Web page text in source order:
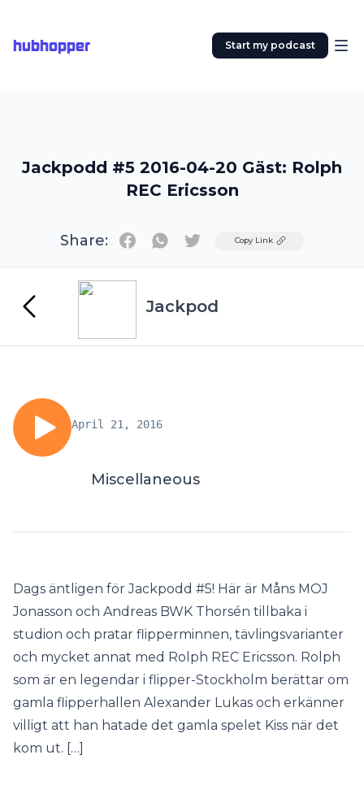
hubhopper Start my podcast
Jackpodd #5 2016-04-20 Gäst: Rolph
REC Ericsson
Share: TwitterCopy Link
Jackpod
April 21, 2016
Miscellaneous
Dags äntligen för Jackpodd #5! Här är Måns MOJ
Jonasson och Andreas BWK Thorsén tillbaka i
studion och pratar flipperminnen, tävlingsvarianter
och mycket annat med Rolph REC Ericsson. Rolph
som är en legendar i flipper-Stockholm berättar om
gamla flipperhallen Alexander Lukas och erkänner
villigt att han hatade det gamla spelet Kiss när det
kom ut. […]